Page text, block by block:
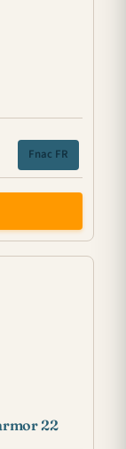
Fnac FR
22